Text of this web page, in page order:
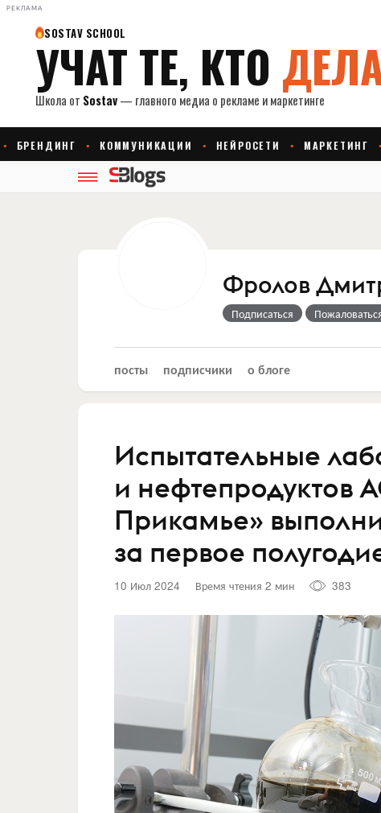
РЕКЛАМА
Фролов
Подписаться
посты подписчики о блоге
Испытательные
и нефтепродуктов
Прикамье»
за первое
10 Июл 2024 Время чтения 2 мин 383